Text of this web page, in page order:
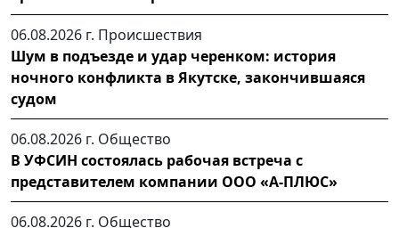
06.08.2026 г. Происшествия
Шум в подъезде и удар черенком: история
ночного конфликта в Якутске, закончившаяся
судом
06.08.2026 г. Общество
В УФСИН состоялась рабочая встреча с
представителем компании ООО «А-ПЛЮС»
06.08.2026 г. Общество